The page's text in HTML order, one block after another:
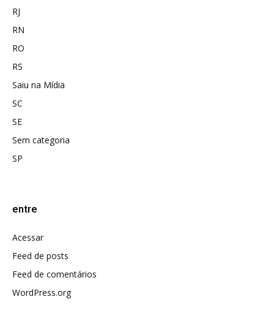
RJ
RN
RO
RS
Saiu na Mídia
SC
SE
Sem categoria
SP
entre
Acessar
Feed de posts
Feed de comentários
WordPress.org